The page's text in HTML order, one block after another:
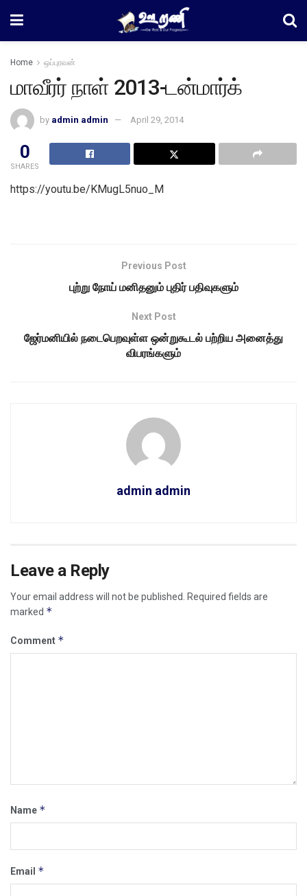
Home ஒப்புரவன்
மாவீரர் நாள் 2013-டன்மார்க்
by admin admin April 29, 2014
0
SHARES
https://youtu.be/KMugL5nuo_M
Previous Post
புற்று நோய் மனிதனும் புதிர் பதிவுகளும்
Next Post
ஜேர்மனியில் நடைபெறவுள்ள ஒன்றுகூடல் பற்றிய அனைத்து
விபரங்களும்
admin admin
Leave a Reply
Your email address will not be published.
Required fields are
marked *
Comment *
Name *
Email *